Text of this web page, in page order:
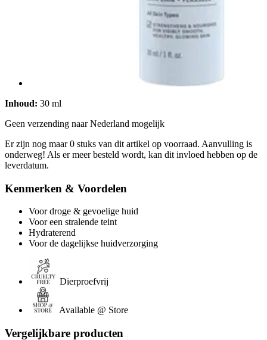
Inhoud: 30 ml
Geen verzending naar Nederland mogelijk
Er zijn nog maar 0 stuks van dit artikel op voorraad. Aanvulling is
onderweg! Als er meer besteld wordt, kan dit invloed hebben op de
leverdatum.
Kenmerken & Voordelen
Voor droge & gevoelige huid
Voor een stralende teint
Hydraterend
Voor de dagelijkse huidverzorging
Dierproefvrij
Available @ Store
Vergelijkbare producten